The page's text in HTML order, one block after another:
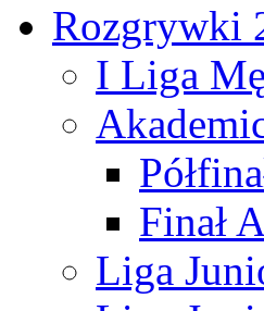
Rozgrywki
I Liga
Finał
Liga